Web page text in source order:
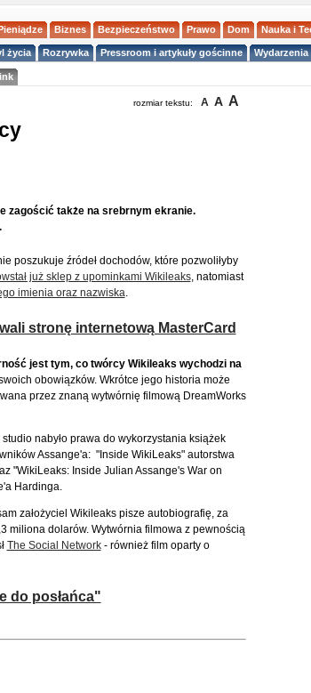
Biznes Bezpieczeństwo Prawo Dom Nauka i
życia Rozrywka Pressroom i artykuły gościnne
rozmiar tekstu: A A A
zagościć także na srebrnym ekranie.
poszukuje źródeł dochodów, które pozwoliłyby
już sklep z upominkami Wikileaks, natomiast
imienia oraz nazwiska.
stronę internetową MasterCard
jest tym, co twórcy Wikileaks wychodzi na
obowiązków. Wkrótce jego historia może
przez znaną wytwórnię filmową DreamWorks
nabyło prawa do wykorzystania książek
Assange'a: "Inside WikiLeaks" autorstwa
"WikiLeaks: Inside Julian Assange's War on
Hardinga.
założyciel Wikileaks pisze autobiografię, za
miliona dolarów. Wytwórnia filmowa z pewnością
The Social Network- również film oparty o
do posłańca"